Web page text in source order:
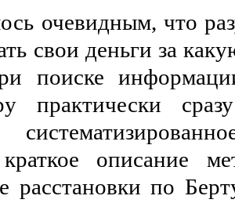
очевидным, что
свои деньги за
поиске
практически
краткое описание
расстановки по